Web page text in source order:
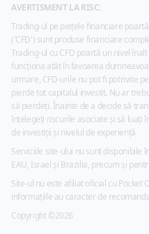
AVERTISMENT LA RISC:
Trading-ul pe piețele financiare
('CFD') sunt produse financiare
Trading-ul cu CFD poartă un nivel
funcționa atât în favoarea
urmare, CFD-urile nu pot fi potrivite
pierde tot capitalul investit. Nu ar
să pierdeți. Înainte de a decide să
înțelegeți riscurile asociate și să luați
de investiții și nivelul de experiență
Serviciile site-ului nu sunt disponibile
EAU, Israel și Brazilia, precum și
Site-ul nu este afiliat oficial cu Pocket
informațiile au caracter de
Copyright ©2026